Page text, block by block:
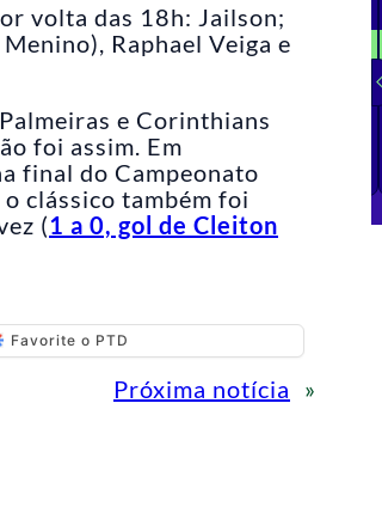
volta das 18h: Jailson;
Raphael Veiga e
e Corinthians
foi assim. Em
final do Campeonato
clássico também foi
(1 a 0, gol de Cleiton
Favorite o PTD
Próxima notícia »